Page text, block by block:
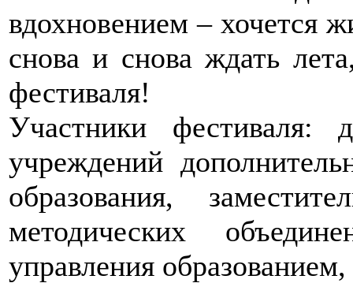
вдохновением – хочется
снова и снова ждать
фестиваля!
Участники фестиваля:
учреждений
образования,
методических
управления